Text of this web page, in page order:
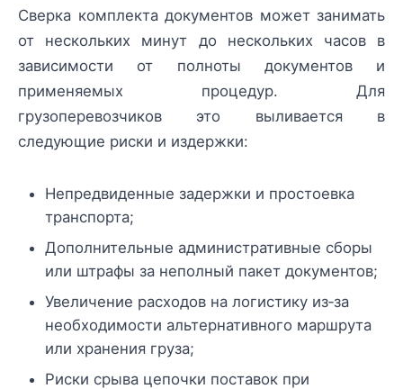
Сверка комплекта документов может занимать
от нескольких минут до нескольких часов в
зависимости от полноты документов и
применяемых процедур. Для
грузоперевозчиков это выливается в
следующие риски и издержки:
Непредвиденные задержки и простоевка
транспорта;
Дополнительные административные сборы
или штрафы за неполный пакет документов;
Увеличение расходов на логистику из‑за
необходимости альтернативного маршрута
или хранения груза;
Риски срыва цепочки поставок при